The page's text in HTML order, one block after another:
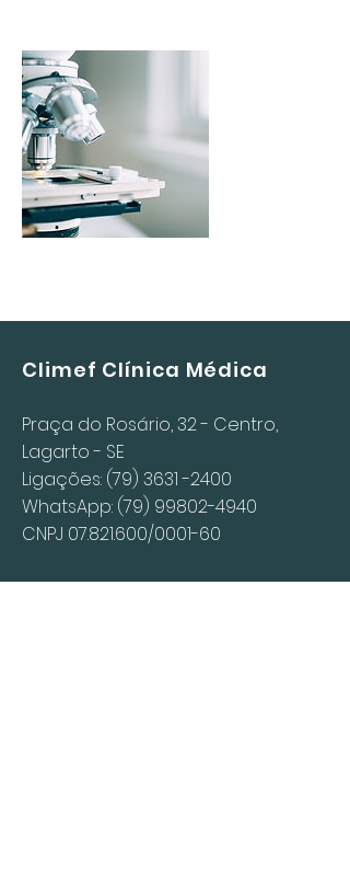
Climef Clínica Médica
Praça do Rosário, 32 - Centro,
Lagarto - SE
Ligações: (79) 3631 -2400
WhatsApp: (79) 99802-4940
CNPJ 07.821.600/0001-60